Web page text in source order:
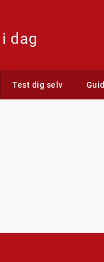
dag
Test dig selv